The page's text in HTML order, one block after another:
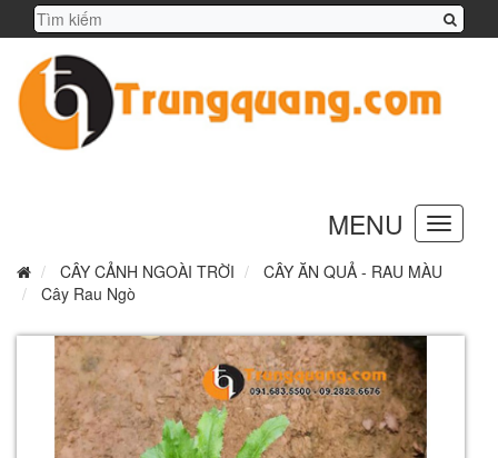
Toggle
navigation
MENU
CÂY CẢNH NGOÀI TRỜI
CÂY ĂN QUẢ - RAU MÀU
Cây Rau Ngò